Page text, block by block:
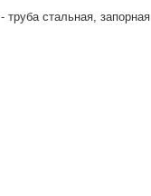
стальная, запорная